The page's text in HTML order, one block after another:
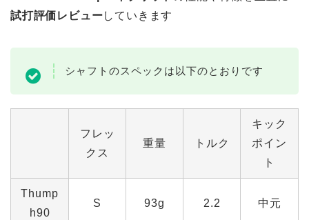
試打評価レビューしていきます
シャフトのスペックは以下のとおりです
フレッ
クス
重量 トルク
キック
ポイン
ト
Thump
h90
S 93g 2.2 中元